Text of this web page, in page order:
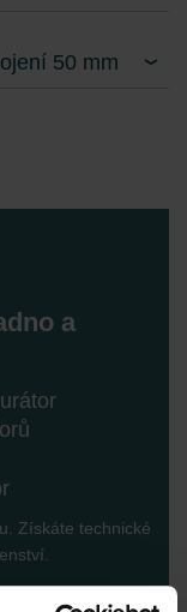
50 mm
a
Získáte technické